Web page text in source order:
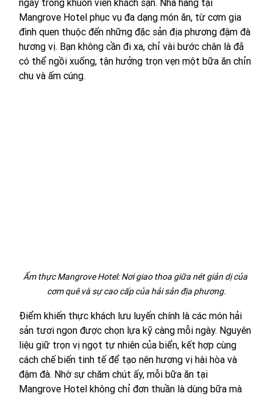
Mangrove Hotel phục vụ đa dạng món ăn, từ cơm gia
đình quen thuộc đến những đặc sản địa phương đậm đà
hương vị. Bạn không cần đi xa, chỉ vài bước chân là đã
có thể ngồi xuống, tận hưởng trọn vẹn một bữa ăn chỉn
chu và ấm cúng.
Ẩm thực Mangrove Hotel: Nơi giao thoa giữa nét giản dị của
cơm quê và sự cao cấp của hải sản địa phương.
Điểm khiến thực khách lưu luyến chính là các món hải
sản tươi ngon được chọn lựa kỹ càng mỗi ngày. Nguyên
liệu giữ trọn vị ngọt tự nhiên của biển, kết hợp cùng
cách chế biến tinh tế để tạo nên hương vị hài hòa và
đậm đà. Nhờ sự chăm chút ấy, mỗi bữa ăn tại
Mangrove Hotel không chỉ đơn thuần là dùng bữa mà